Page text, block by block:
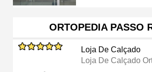
ORTOPEDIA PASSO
Loja De Calçado
Loja De Calçado